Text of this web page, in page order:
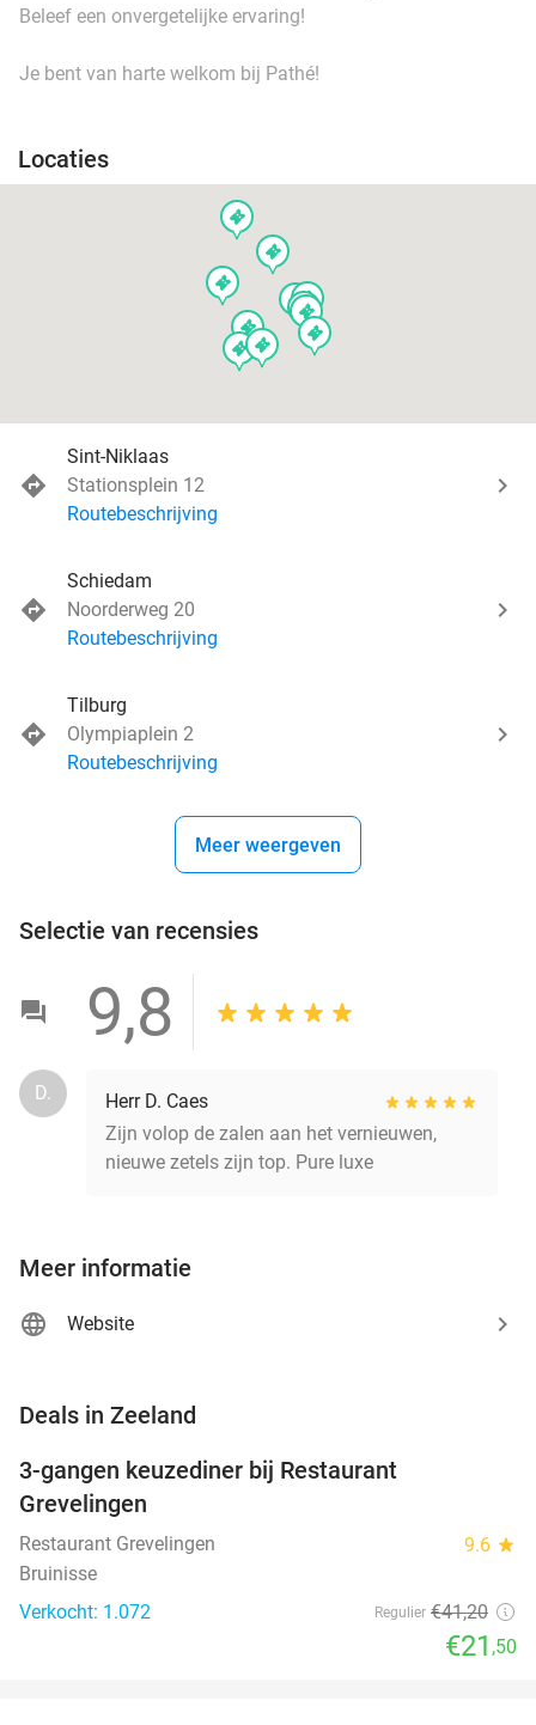
Beleef een onvergetelijke ervaring!
Je bent van harte welkom bij Pathé!
Locaties
events
events
events
events
events
events events
events
events
events
events
Sint-Niklaas
Stationsplein 12
Routebeschrijving
Schiedam
Noorderweg 20
Routebeschrijving
Tilburg
Olympiaplein 2
Routebeschrijving
Meer weergeven
Selectie van recensies
9,8
D.
Herr D. Caes
Zijn volop de zalen aan het vernieuwen,
nieuwe zetels zijn top. Pure luxe
Meer informatie
Website
Deals in Zeeland
3-gangen keuzediner bij Restaurant
Grevelingen
Restaurant Grevelingen 9.6 star
Bruinisse
Verkocht: 1.072
Regulier €41,20
€21 ,50